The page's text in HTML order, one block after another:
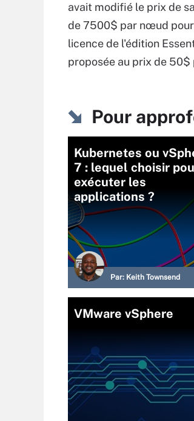
avait modifié le prix de
de 7500$ par nœud pour
licence de l'édition
proposée au prix de 50$
Pour
Kubernetes ou
7 : lequel choisir
exécuter les
applications ?
Par: Keith Townsend
VMware vSphere